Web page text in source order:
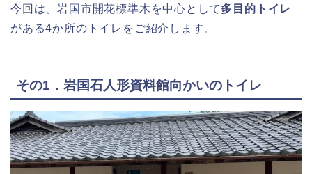
今回は、岩国市開花標準木を中心として多目的トイレ
がある4か所のトイレをご紹介します。
その1．岩国石人形資料館向かいのトイレ